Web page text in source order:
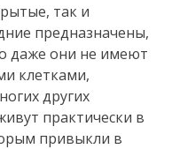
так и
предназначены,
даже они не имеют
клетками,
других
практически в
привыкли в